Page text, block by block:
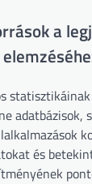
a
adatbázisok,
és